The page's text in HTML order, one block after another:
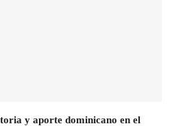
y aporte dominicano en el